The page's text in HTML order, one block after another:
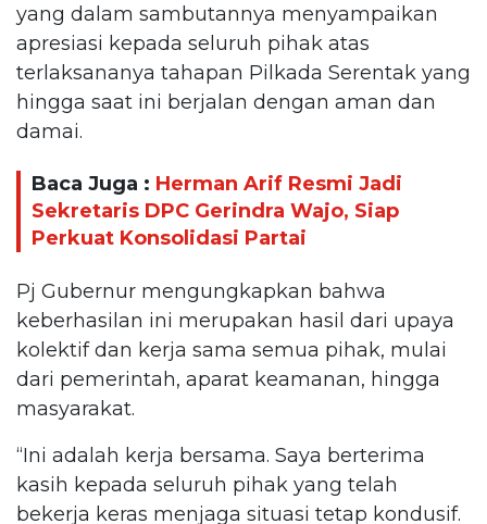
yang dalam sambutannya menyampaikan
apresiasi kepada seluruh pihak atas
terlaksananya tahapan Pilkada Serentak yang
hingga saat ini berjalan dengan aman dan
damai.
Baca Juga : Herman Arif Resmi Jadi
Sekretaris DPC Gerindra Wajo, Siap
Perkuat Konsolidasi Partai
Pj Gubernur mengungkapkan bahwa
keberhasilan ini merupakan hasil dari upaya
kolektif dan kerja sama semua pihak, mulai
dari pemerintah, aparat keamanan, hingga
masyarakat.
“Ini adalah kerja bersama. Saya berterima
kasih kepada seluruh pihak yang telah
bekerja keras menjaga situasi tetap kondusif.